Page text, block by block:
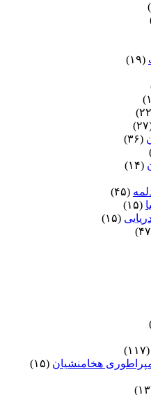
(۱۹)
(۳۶)
(۱۴)
(۴۵)
(۱۵)
(۱۵)
(۱۱۷)
هخامنشیان (۱۵)